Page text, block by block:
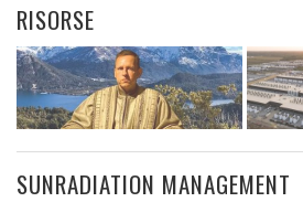
RISORSE
SUNRADIATION MANAGEMENT